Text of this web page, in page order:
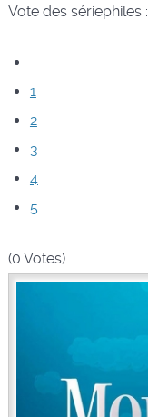
Vote des sériephiles :
1
2
3
4
5
(0 Votes)